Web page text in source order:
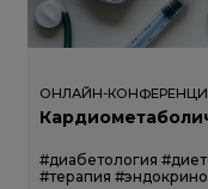
ОНЛАЙН-
#диабетология
#терапия